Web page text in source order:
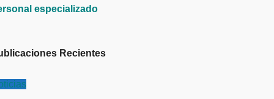
especializado
Recientes